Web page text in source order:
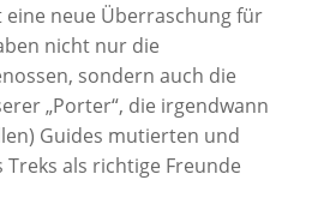
eine neue Überraschung für
nicht nur die
sondern auch die
„Porter“, die irgendwann
Guides mutierten und
Treks als richtige Freunde